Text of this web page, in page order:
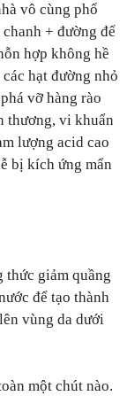
vô cùng phổ
+ đường để
hợp không hề
hạt đường nhỏ
vỡ hàng rào
thương, vi khuẩn
lượng acid cao
bị kích ứng mẩn
thức giảm quầng
để tạo thành
vùng da dưới
một chút nào.